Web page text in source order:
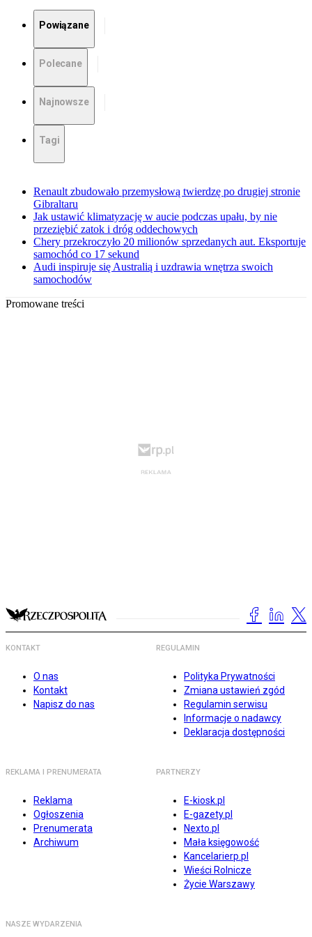
Powiązane
Polecane
Najnowsze
Tagi
Renault zbudowało przemysłową twierdzę po drugiej stronie
Gibraltaru
Jak ustawić klimatyzację w aucie podczas upału, by nie
przeziębić zatok i dróg oddechowych
Chery przekroczyło 20 milionów sprzedanych aut. Eksportuje
samochód co 17 sekund
Audi inspiruje się Australią i uzdrawia wnętrza swoich
samochodów
Promowane treści
KONTAKT
O nas
Kontakt
Napisz do nas
REGULAMIN
Polityka Prywatności
Zmiana ustawień zgód
Regulamin serwisu
Informacje o nadawcy
Deklaracja dostępności
REKLAMA I PRENUMERATA
Reklama
Ogłoszenia
Prenumerata
Archiwum
PARTNERZY
E-kiosk.pl
E-gazety.pl
Nexto.pl
Mała księgowość
Kancelarierp.pl
Wieści Rolnicze
Życie Warszawy
NASZE WYDARZENIA